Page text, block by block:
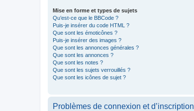
Mise en forme et types de sujets
Qu’est-ce que le BBCode ?
Puis-je insérer du code HTML ?
Que sont les émoticônes ?
Puis-je insérer des images ?
Que sont les annonces générales ?
Que sont les annonces ?
Que sont les notes ?
Que sont les sujets verrouillés ?
Que sont les icônes de sujet ?
Problèmes de connexion et d’inscription